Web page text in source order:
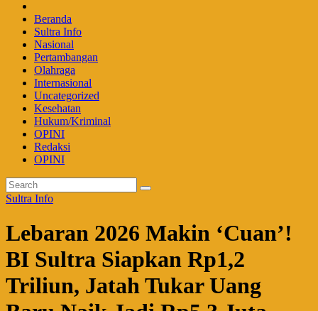
Beranda
Sultra Info
Nasional
Pertambangan
Olahraga
Internasional
Uncategorized
Kesehatan
Hukum/Kriminal
OPINI
Redaksi
OPINI
Sultra Info
Lebaran 2026 Makin ‘Cuan’!
BI Sultra Siapkan Rp1,2
Triliun, Jatah Tukar Uang